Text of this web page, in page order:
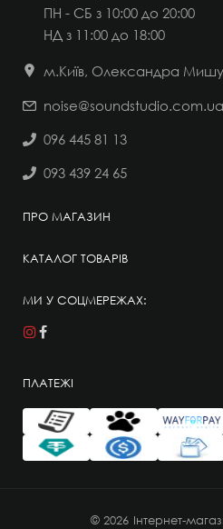
ПН - СБ з 10:00 до 20:00
НД з 11:00 до 18:00
м.Київ, Олександра
noise@soundstudio.com.ua
096 445 81 13
093 439 24 65
ПРО МАГАЗИН
КАТАЛОГ ТОВАРІВ
МИ У СОЦМЕРЕЖАХ:
ПЛАТЕЖІ
© 2026 Інтернет-